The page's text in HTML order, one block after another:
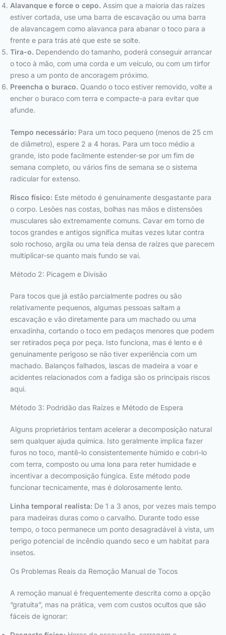
Alavanque e force o cepo. Assim que a maioria das raízes
estiver cortada, use uma barra de escavação ou uma barra
de alavancagem como alavanca para abanar o toco para a
frente e para trás até que este se solte.
Tira-o. Dependendo do tamanho, poderá conseguir arrancar
o toco à mão, com uma corda e um veículo, ou com um tirfor
preso a um ponto de ancoragem próximo.
Preencha o buraco. Quando o toco estiver removido, volte a
encher o buraco com terra e compacte-a para evitar que
afunde.
Tempo necessário: Para um toco pequeno (menos de 25 cm
de diâmetro), espere 2 a 4 horas. Para um toco médio a
grande, isto pode facilmente estender-se por um fim de
semana completo, ou vários fins de semana se o sistema
radicular for extenso.
Risco físico: Este método é genuinamente desgastante para
o corpo. Lesões nas costas, bolhas nas mãos e distensões
musculares são extremamente comuns. Cavar em torno de
tocos grandes e antigos significa muitas vezes lutar contra
solo rochoso, argila ou uma teia densa de raízes que parecem
multiplicar-se quanto mais fundo se vai.
Método 2: Picagem e Divisão
Para tocos que já estão parcialmente podres ou são
relativamente pequenos, algumas pessoas saltam a
escavação e vão diretamente para um machado ou uma
enxadinha, cortando o toco em pedaços menores que podem
ser retirados peça por peça. Isto funciona, mas é lento e é
genuinamente perigoso se não tiver experiência com um
machado. Balanços falhados, lascas de madeira a voar e
acidentes relacionados com a fadiga são os principais riscos
aqui.
Método 3: Podridão das Raízes e Método de Espera
Alguns proprietários tentam acelerar a decomposição natural
sem qualquer ajuda química. Isto geralmente implica fazer
furos no toco, mantê-lo consistentemente húmido e cobri-lo
com terra, composto ou uma lona para reter humidade e
incentivar a decomposição fúngica. Este método pode
funcionar tecnicamente, mas é dolorosamente lento.
Linha temporal realista: De 1 a 3 anos, por vezes mais tempo
para madeiras duras como o carvalho. Durante todo esse
tempo, o toco permanece um ponto desagradável à vista, um
perigo potencial de incêndio quando seco e um habitat para
insetos.
Os Problemas Reais da Remoção Manual de Tocos
A remoção manual é frequentemente descrita como a opção
“gratuita”, mas na prática, vem com custos ocultos que são
fáceis de ignorar: